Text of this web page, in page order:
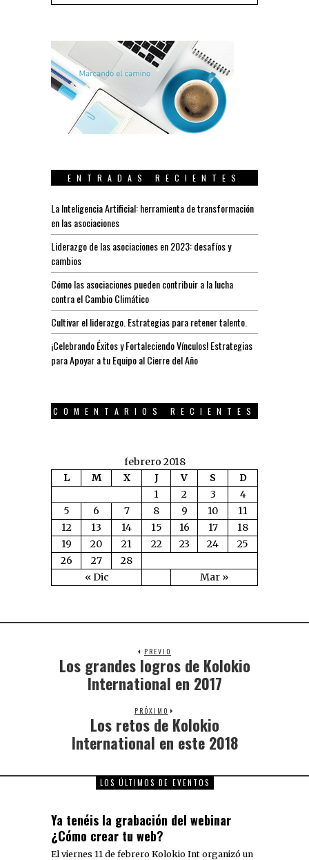
ENTRADAS RECIENTES
La Inteligencia Artificial: herramienta de transformación
en las asociaciones
Liderazgo de las asociaciones en 2023: desafíos y
cambios
Cómo las asociaciones pueden contribuir a la lucha
contra el Cambio Climático
Cultivar el liderazgo. Estrategias para retener talento.
¡Celebrando Éxitos y Fortaleciendo Vínculos! Estrategias
para Apoyar a tu Equipo al Cierre del Año
COMENTARIOS RECIENTES
febrero 2018
L
M X J V S D
« Dic Mar »
1 2 3
4
5
6 7 8 9 10
11
12
13 14 15 16 17
18
19
20 21 22 23 24
25
26
27 28
PREVIO
Los grandes logros de Kolokio
International en 2017
PRÓXIMO
Los retos de Kolokio
International en este 2018
LOS ÚLTIMOS DE EVENTOS
Ya tenéis la grabación del webinar
¿Cómo crear tu web?
El viernes 11 de febrero Kolokio Int organizó un